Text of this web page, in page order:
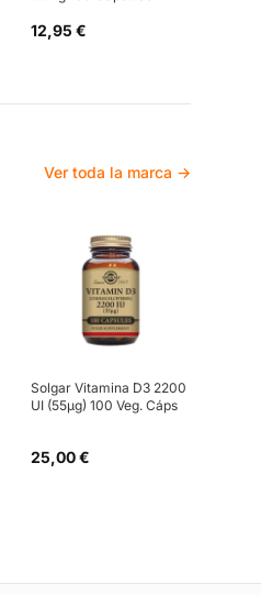
12,95 €
Ver toda la marca →
Solgar Vitamina D3 2200
UI (55µg) 100 Veg. Cáps
25,00 €